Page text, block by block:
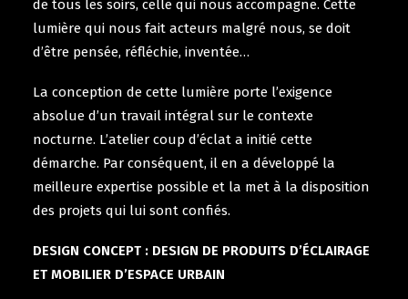
de tous les soirs, celle qui nous accompagne. Cette
lumière qui nous fait acteurs malgré nous, se doit
d’être pensée, réfléchie, inventée…
La conception de cette lumière porte l’exigence
absolue d’un travail intégral sur le contexte
nocturne. L’atelier coup d’éclat a initié cette
démarche. Par conséquent, il en a développé la
meilleure expertise possible et la met à la disposition
des projets qui lui sont confiés.
DESIGN CONCEPT : DESIGN DE PRODUITS D’ÉCLAIRAGE
ET MOBILIER D’ESPACE URBAIN